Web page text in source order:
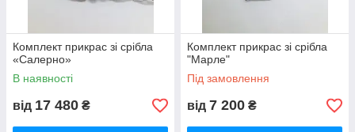
Комплект прикрас зі срібла
«Салерно»
В наявності
від 17 480 ₴
Комплект прикрас зі срібла
"Марле"
Під замовлення
від 7 200 ₴